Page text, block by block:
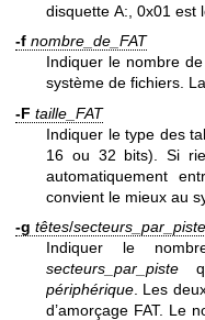
disquette A:, 0x01 est
-f nombre_de_FAT
Indiquer le nombre
système de fichiers.
-F taille_FAT
Indiquer le type des
16 ou 32 bits). Si
automatiquement
convient le mieux au
-g têtes/secteurs_par_piste
Indiquer le
secteurs_par_piste
périphérique . Les
d’amorçage FAT. Le